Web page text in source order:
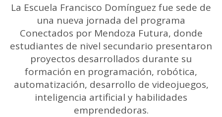
La Escuela Francisco Domínguez fue sede de
una nueva jornada del programa
Conectados por Mendoza Futura, donde
estudiantes de nivel secundario presentaron
proyectos desarrollados durante su
formación en programación, robótica,
automatización, desarrollo de videojuegos,
inteligencia artificial y habilidades
emprendedoras.